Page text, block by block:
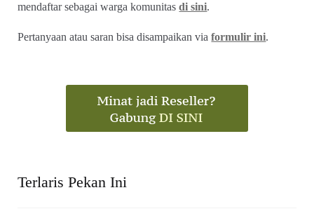
mendaftar sebagai warga komunitasdi sini.
Pertanyaan atau saran bisa disampaikan viaformulir ini.
Terlaris Pekan Ini